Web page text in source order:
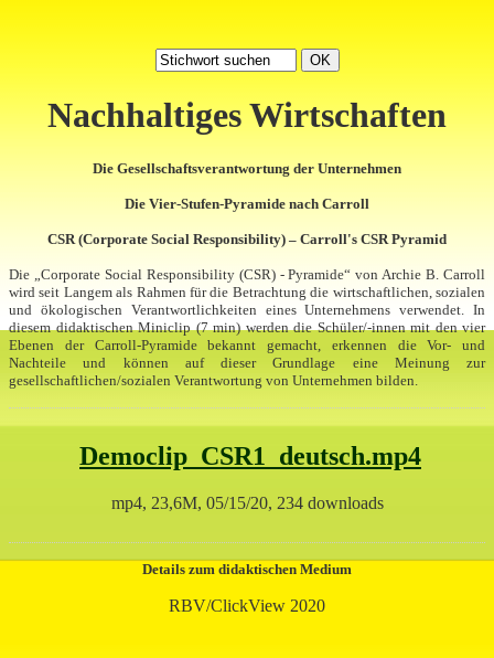
Nachhaltiges Wirtschaften
Die Gesellschaftsverantwortung der Unternehmen
Die Vier-Stufen-Pyramide nach Carroll
CSR (Corporate Social Responsibility) – Carroll's CSR Pyramid
Die „Corporate Social Responsibility (CSR) - Pyramide“ von Archie B. Carroll
wird seit Langem als Rahmen für die Betrachtung die wirtschaftlichen, sozialen
und ökologischen Verantwortlichkeiten eines Unternehmens verwendet. In
diesem didaktischen Miniclip (7 min) werden die Schüler/-innen mit den vier
Ebenen der Carroll-Pyramide bekannt gemacht, erkennen die Vor- und
Nachteile und können auf dieser Grundlage eine Meinung zur
gesellschaftlichen/sozialen Verantwortung von Unternehmen bilden.
Democlip_CSR1_deutsch.mp4
mp4, 23,6M, 05/15/20, 234 downloads
Details zum didaktischen Medium
RBV/ClickView 2020